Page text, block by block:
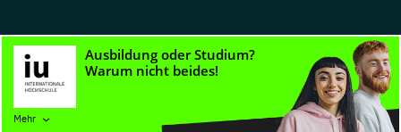
Mehr
© Copyright 2026, TarGroup Media GmbH
Nutzungsbedingungen